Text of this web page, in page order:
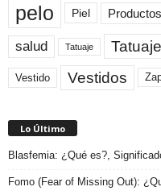
pelo Piel Productos
salud Tatuaje
Vestido Vestidos
Lo Último
Blasfemia: ¿Qué es?,
Fomo (Fear of Missing Out):